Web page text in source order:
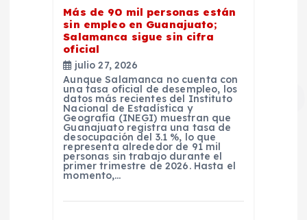
Más de 90 mil personas están
sin empleo en Guanajuato;
Salamanca sigue sin cifra
oficial
julio 27, 2026
Aunque Salamanca no cuenta con
una tasa oficial de desempleo, los
datos más recientes del Instituto
Nacional de Estadística y
Geografía (INEGI) muestran que
Guanajuato registra una tasa de
desocupación del 3.1 %, lo que
representa alrededor de 91 mil
personas sin trabajo durante el
primer trimestre de 2026. Hasta el
momento,…